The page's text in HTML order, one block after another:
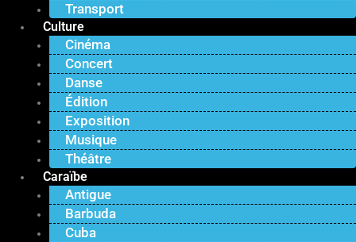
Transport
Culture
Cinéma
Concert
Danse
Édition
Exposition
Musique
Théâtre
Caraïbe
Antigue
Barbuda
Cuba